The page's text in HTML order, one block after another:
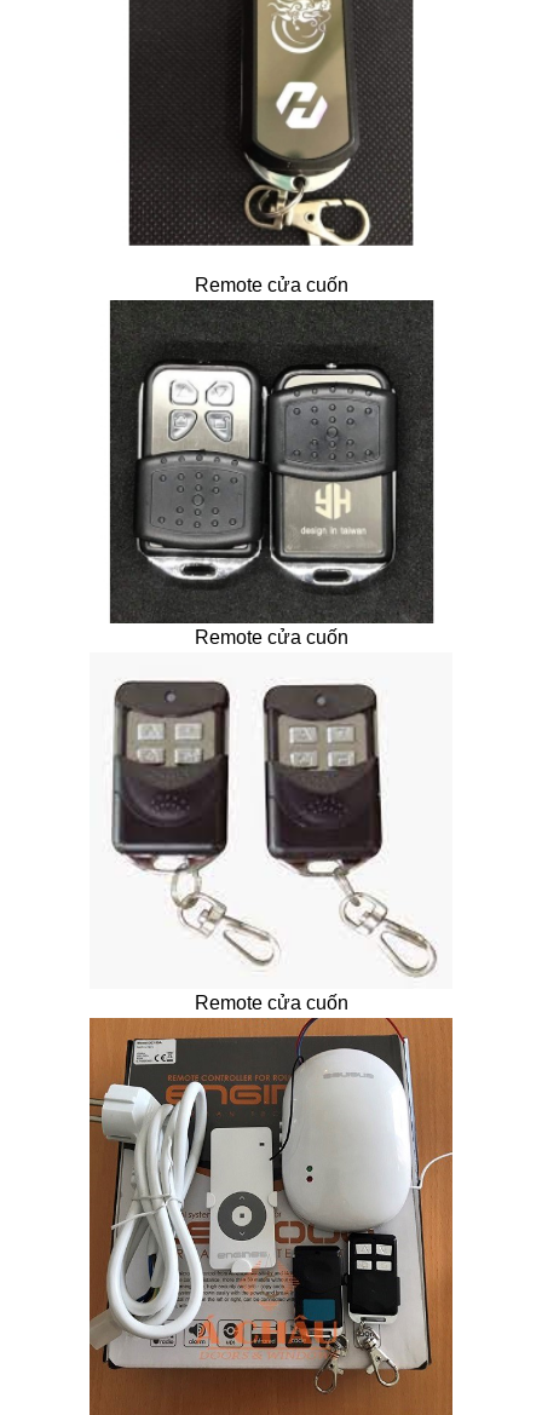
Remote cửa cuốn
Remote cửa cuốn
Remote cửa cuốn